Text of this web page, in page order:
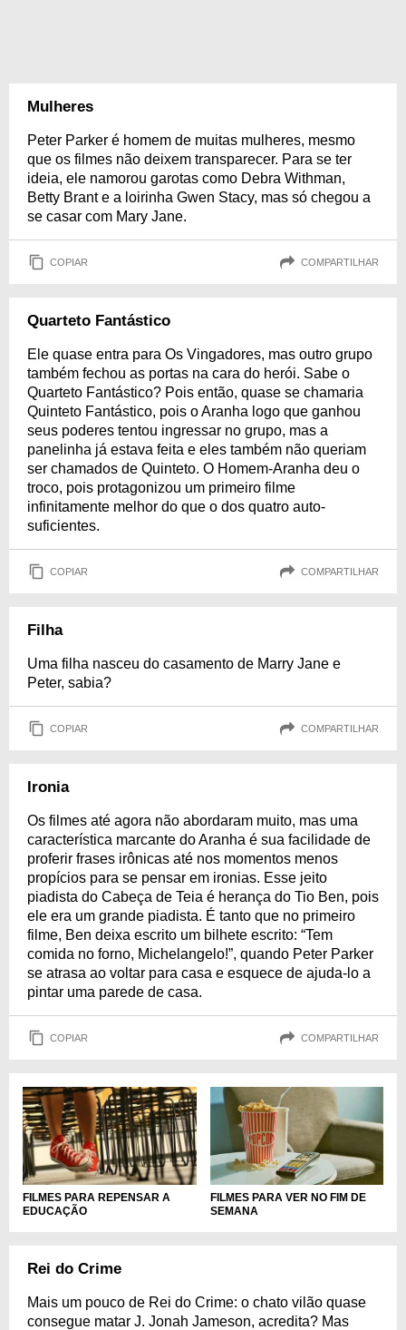
Mulheres
Peter Parker é homem de muitas mulheres, mesmo
que os filmes não deixem transparecer. Para se ter
ideia, ele namorou garotas como Debra Withman,
Betty Brant e a loirinha Gwen Stacy, mas só chegou a
se casar com Mary Jane.
COPIAR COMPARTILHAR
Quarteto Fantástico
Ele quase entra para Os Vingadores, mas outro grupo
também fechou as portas na cara do herói. Sabe o
Quarteto Fantástico? Pois então, quase se chamaria
Quinteto Fantástico, pois o Aranha logo que ganhou
seus poderes tentou ingressar no grupo, mas a
panelinha já estava feita e eles também não queriam
ser chamados de Quinteto. O Homem-Aranha deu o
troco, pois protagonizou um primeiro filme
infinitamente melhor do que o dos quatro auto-
suficientes.
COPIAR COMPARTILHAR
Filha
Uma filha nasceu do casamento de Marry Jane e
Peter, sabia?
COPIAR COMPARTILHAR
Ironia
Os filmes até agora não abordaram muito, mas uma
característica marcante do Aranha é sua facilidade de
proferir frases irônicas até nos momentos menos
propícios para se pensar em ironias. Esse jeito
piadista do Cabeça de Teia é herança do Tio Ben, pois
ele era um grande piadista. É tanto que no primeiro
filme, Ben deixa escrito um bilhete escrito: “Tem
comida no forno, Michelangelo!”, quando Peter Parker
se atrasa ao voltar para casa e esquece de ajuda-lo a
pintar uma parede de casa.
COPIAR COMPARTILHAR
FILMES PARA REPENSAR A
EDUCAÇÃO
FILMES PARA VER NO FIM DE
SEMANA
Rei do Crime
Mais um pouco de Rei do Crime: o chato vilão quase
consegue matar J. Jonah Jameson, acredita? Mas